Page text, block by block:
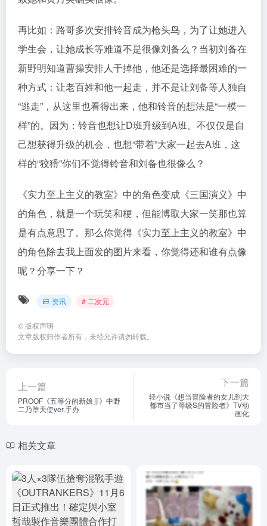
再比如：路哥多次安排铃音成为枪头鸟，为了让她进入
学生会，让她成长等难道不是很像刘备么？当初刘备在
新野明知道曹操安排人干掉他，他还是选择最困难的一
种方式：让老百姓和他一起走，并不是让刘备等人独自
“逃走”，从这里也看得出来，他和铃音的想法是“一模一
样”的。因为：铃音也想让D班升级到A班。不仅仅是自
己想获得升级的机会，也想“带着”大家一起去A班，这
样的“狡猾”你们不觉得铃音和刘备也很像么？
《实力至上主义的教室》中的角色变成《三国演义》中
的角色，就是一个玩笑和梗，但能博取大家一笑那也算
是有点意思了。那么你觉得《实力至上主义的教室》中
的角色除去我上面发的图片来看，你觉得还和谁有点像
呢？分享一下？
资讯 # 二次元
© 版权声明
文章版权归作者所有，未经允许请勿转载。
上一篇
PROOF《五等分的新娘∬》中野
二乃堕天使ver.手办
下一篇
轻小说《想当冒险者的女儿到大
都市当了等级S的冒险者》TV动
画化
相关文章